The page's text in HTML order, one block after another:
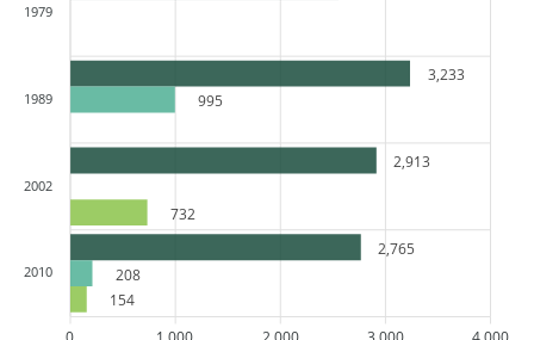
3,233
2,913
2,765
995
208
732
154
1979
1989
2002
2010